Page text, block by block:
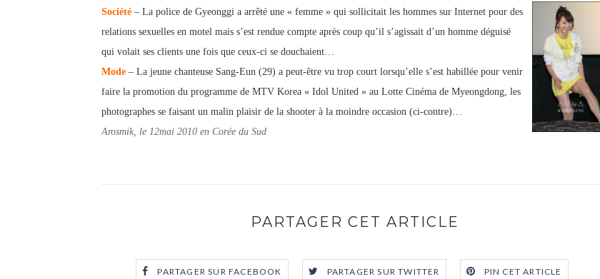
Société – La police de Gyeonggi a arrêté une « femme » qui sollicitait les hommes sur Internet pour des
relations sexuelles en motel mais s’est rendue compte après coup qu’il s’agissait d’un homme déguisé
qui volait ses clients une fois que ceux-ci se douchaient…
Mode – La jeune chanteuse Sang-Eun (29) a peut-être vu trop court lorsqu’elle s’est habillée pour venir
faire la promotion du programme de MTV Korea « Idol United » au Lotte Cinéma de Myeongdong, les
photographes se faisant un malin plaisir de la shooter à la moindre occasion (ci-contre)…
Arosmik, le 12mai 2010 en Corée du Sud
PARTAGER CET ARTICLE
PARTAGER SUR FACEBOOK PARTAGER SUR TWITTER PIN CET ARTICLE